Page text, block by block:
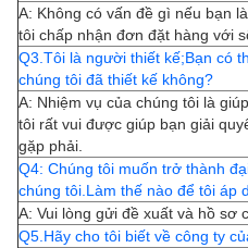
A: Không có vấn đề gì nếu bạn
tôi chấp nhận đơn đặt hàng với
Q3.Tôi là người thiết kế;Bạn có
chúng tôi đã thiết kế không?
A: Nhiệm vụ của chúng tôi là
tôi rất vui được giúp bạn giải
gặp phải.
Q4: Chúng tôi muốn trở thành
chúng tôi.Làm thế nào để tôi áp
A: Vui lòng gửi đề xuất và hồ sơ
Q5.Hãy cho tôi biết về công ty